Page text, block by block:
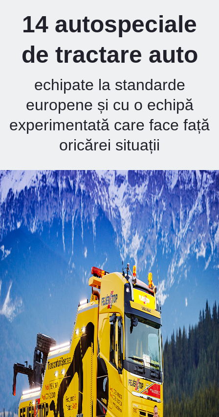
14 autospeciale
de tractare auto
echipate la standarde
europene și cu o echipă
experimentată care face față
oricărei situații